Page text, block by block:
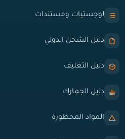
لوجستيات ومستندات
دليل الشحن الدولي
دليل التغليف
دليل الجمارك
المواد المحظورة